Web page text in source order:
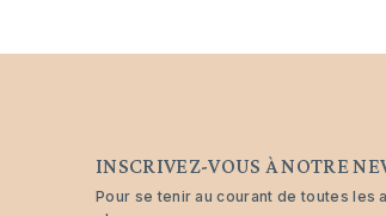
INSCRIVEZ-VOUS À NOTRE
Pour se tenir au courant de toutes les